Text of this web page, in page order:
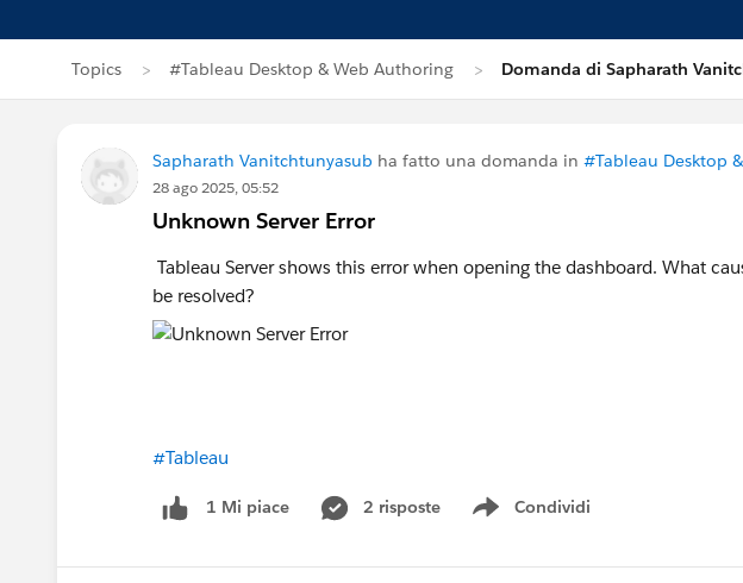
Topics #Tableau Desktop & Web Authoring Domanda di Sapharath
Sapharath Vanitchtunyasub ha fatto una domanda in #Tableau Desktop
28 ago 2025, 05:52
Unknown Server Error
Tableau Server shows this error when opening the dashboard. What
be resolved?
#Tableau
1 Mi piace 2 risposte Condividi
Show menu